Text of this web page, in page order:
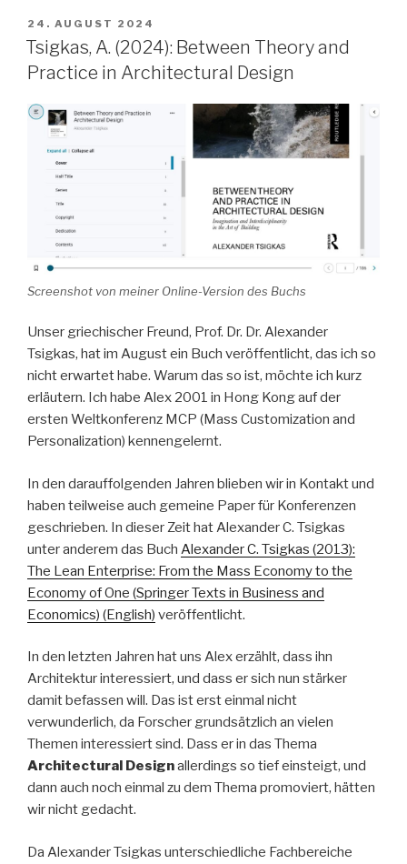
VERÖFFENTLICHT
AM
24. AUGUST 2024
Tsigkas, A. (2024): Between Theory and
Practice in Architectural Design
Screenshot von meiner Online-Version des Buchs
Unser griechischer Freund, Prof. Dr. Dr. Alexander
Tsigkas, hat im August ein Buch veröffentlicht, das ich so
nicht erwartet habe. Warum das so ist, möchte ich kurz
erläutern. Ich habe Alex 2001 in Hong Kong auf der
ersten Weltkonferenz MCP (Mass Customization and
Personalization) kennengelernt.
In den darauffolgenden Jahren blieben wir in Kontakt und
haben teilweise auch gemeine Paper für Konferenzen
geschrieben. In dieser Zeit hat Alexander C. Tsigkas
unter anderem das Buch Alexander C. Tsigkas (2013):
The Lean Enterprise: From the Mass Economy to the
Economy of One (Springer Texts in Business and
Economics) (English) veröffentlicht.
In den letzten Jahren hat uns Alex erzählt, dass ihn
Architektur interessiert, und dass er sich nun stärker
damit befassen will. Das ist erst einmal nicht
verwunderlich, da Forscher grundsätzlich an vielen
Themen interessiert sind. Dass er in das Thema
Architectural Designallerdings so tief einsteigt, und
dann auch noch einmal zu dem Thema promoviert, hätten
wir nicht gedacht.
Da Alexander Tsigkas unterschiedliche Fachbereiche